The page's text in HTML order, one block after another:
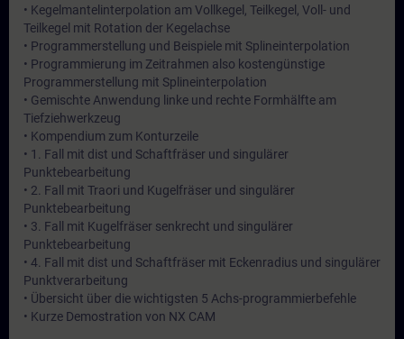
• Kegelmantelinterpolation am Vollkegel, Teilkegel, Voll- und
Teilkegel mit Rotation der Kegelachse
• Programmerstellung und Beispiele mit Splineinterpolation
• Programmierung im Zeitrahmen also kostengünstige
Programmerstellung mit Splineinterpolation
• Gemischte Anwendung linke und rechte Formhälfte am
Tiefziehwerkzeug
• Kompendium zum Konturzeile
• 1. Fall mit dist und Schaftfräser und singulärer
Punktebearbeitung
• 2. Fall mit Traori und Kugelfräser und singulärer
Punktebearbeitung
• 3. Fall mit Kugelfräser senkrecht und singulärer
Punktebearbeitung
• 4. Fall mit dist und Schaftfräser mit Eckenradius und singulärer
Punktverarbeitung
• Übersicht über die wichtigsten 5 Achs-programmierbefehle
• Kurze Demostration von NX CAM